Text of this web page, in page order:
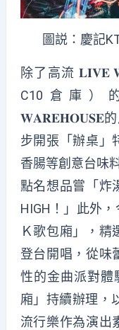
圖説：慶記
除了高流
C10倉庫）
𝐖𝐀𝐑𝐄𝐇𝐎𝐔𝐒𝐄的
步開張「辦桌」
香腸等創意台味
點名想品嘗「炸
HIGH！」此外
Ｋ歌包廂」，
登台開唱，從味
性的金曲派對體
廂」持續辦理，
流行樂作為演出